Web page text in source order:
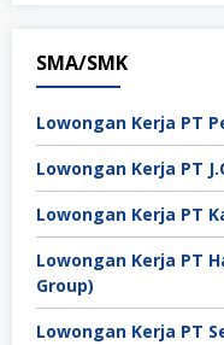
SMA/SMK
Lowongan Kerja PT
Lowongan Kerja PT
Lowongan Kerja PT
Lowongan Kerja PT
Group)
Lowongan Kerja PT